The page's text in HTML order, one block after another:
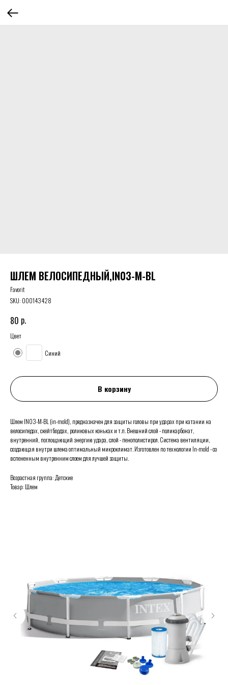
ШЛЕМ ВЕЛОСИПЕДНЫЙ,IN03-M-BL
Favorit
SKU: 000143428
80 р.
Цвет
Синий
В корзину
Шлем IN03-M-BL (in-mold), предназначен для защиты головы при ударах при катании на
велосипедах, скейтбордах, роликовых коньках и т.п. Внешний слой - поликарбонат,
внутренний, поглощающий энергию удара, слой - пенополистирол. Система вентиляции,
создающая внутри шлема оптимальный микроклимат. Изготовлен по технологии In-mold - со
вспененным внутренним слоем для лучшей защиты.
Возрастная группа: Детские
Товар: Шлем